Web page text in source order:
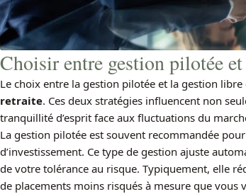
Choisir entre gestion pilotée
Le choix entre la gestion pilotée et la gestion
retraite. Ces deux stratégies influencent non
tranquillité d’esprit face aux fluctuations du
La gestion pilotée est souvent recommandée
d’investissement. Ce type de gestion ajuste
de votre tolérance au risque. Typiquement, elle
de placements moins risqués à mesure que vous